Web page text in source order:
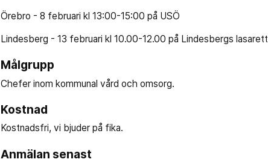
Örebro - 8 februari kl 13:00-15:00 på USÖ
Lindesberg - 13 februari kl 10.00-12.00 på Lindesbergs lasarett
Målgrupp
Chefer inom kommunal vård och omsorg.
Kostnad
Kostnadsfri, vi bjuder på fika.
Anmälan senast